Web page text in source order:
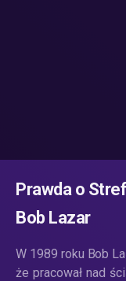
Prawda o
Bob Lazar
W 1989 roku Bob
że pracował nad